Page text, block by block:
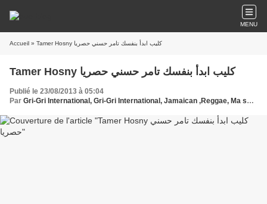
MENU
Accueil » Tamer Hosny كليب ابدأ بنفسك تامر حسني حصريا
Tamer Hosny كليب ابدأ بنفسك تامر حسني حصريا
Publié le 23/08/2013 à 05:04
Par